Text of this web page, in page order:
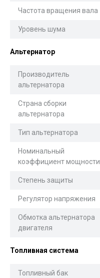
Частота вращения вала
Уровень шума
Альтернатор
Производитель
альтернатора
Страна сборки
альтернатора
Тип альтернатора
Номинальный
коэффициент мощности
Степень защиты
Регулятор напряжения
Обмотка альтернатора
двигателя
Топливная система
Топливный бак